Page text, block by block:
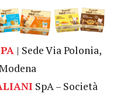
| Sede Via Polonia,
SpA – Società